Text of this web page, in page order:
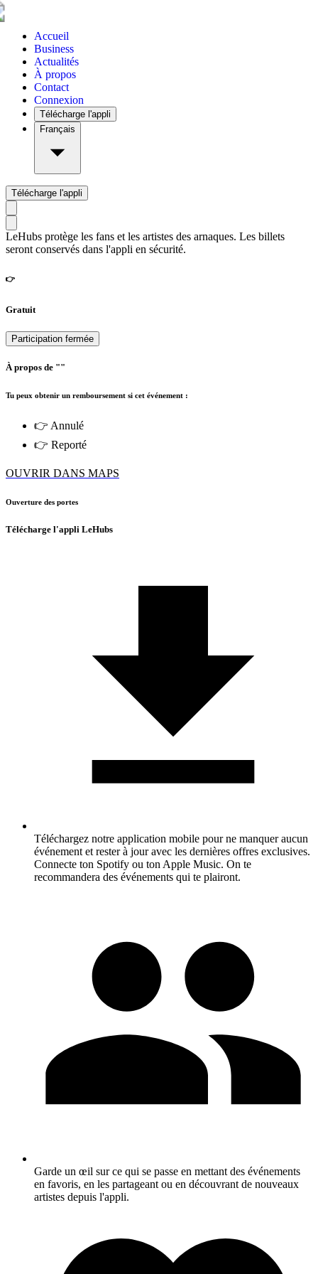
Accueil
Business
Actualités
À propos
Contact
Connexion
Télécharge l'appli
Français
Télécharge l'appli
LeHubs protège les fans et les artistes des arnaques. Les billets
seront conservés dans l'appli en sécurité.
👉
Gratuit
Participation fermée
À propos de ""
Tu peux obtenir un remboursement si cet événement :
👉 Annulé
👉 Reporté
OUVRIR DANS MAPS
Ouverture des portes
Télécharge l'appli LeHubs
Téléchargez notre application mobile pour ne manquer aucun
événement et rester à jour avec les dernières offres exclusives.
Connecte ton Spotify ou ton Apple Music. On te
recommandera des événements qui te plairont.
Garde un œil sur ce qui se passe en mettant des événements
en favoris, en les partageant ou en découvrant de nouveaux
artistes depuis l'appli.